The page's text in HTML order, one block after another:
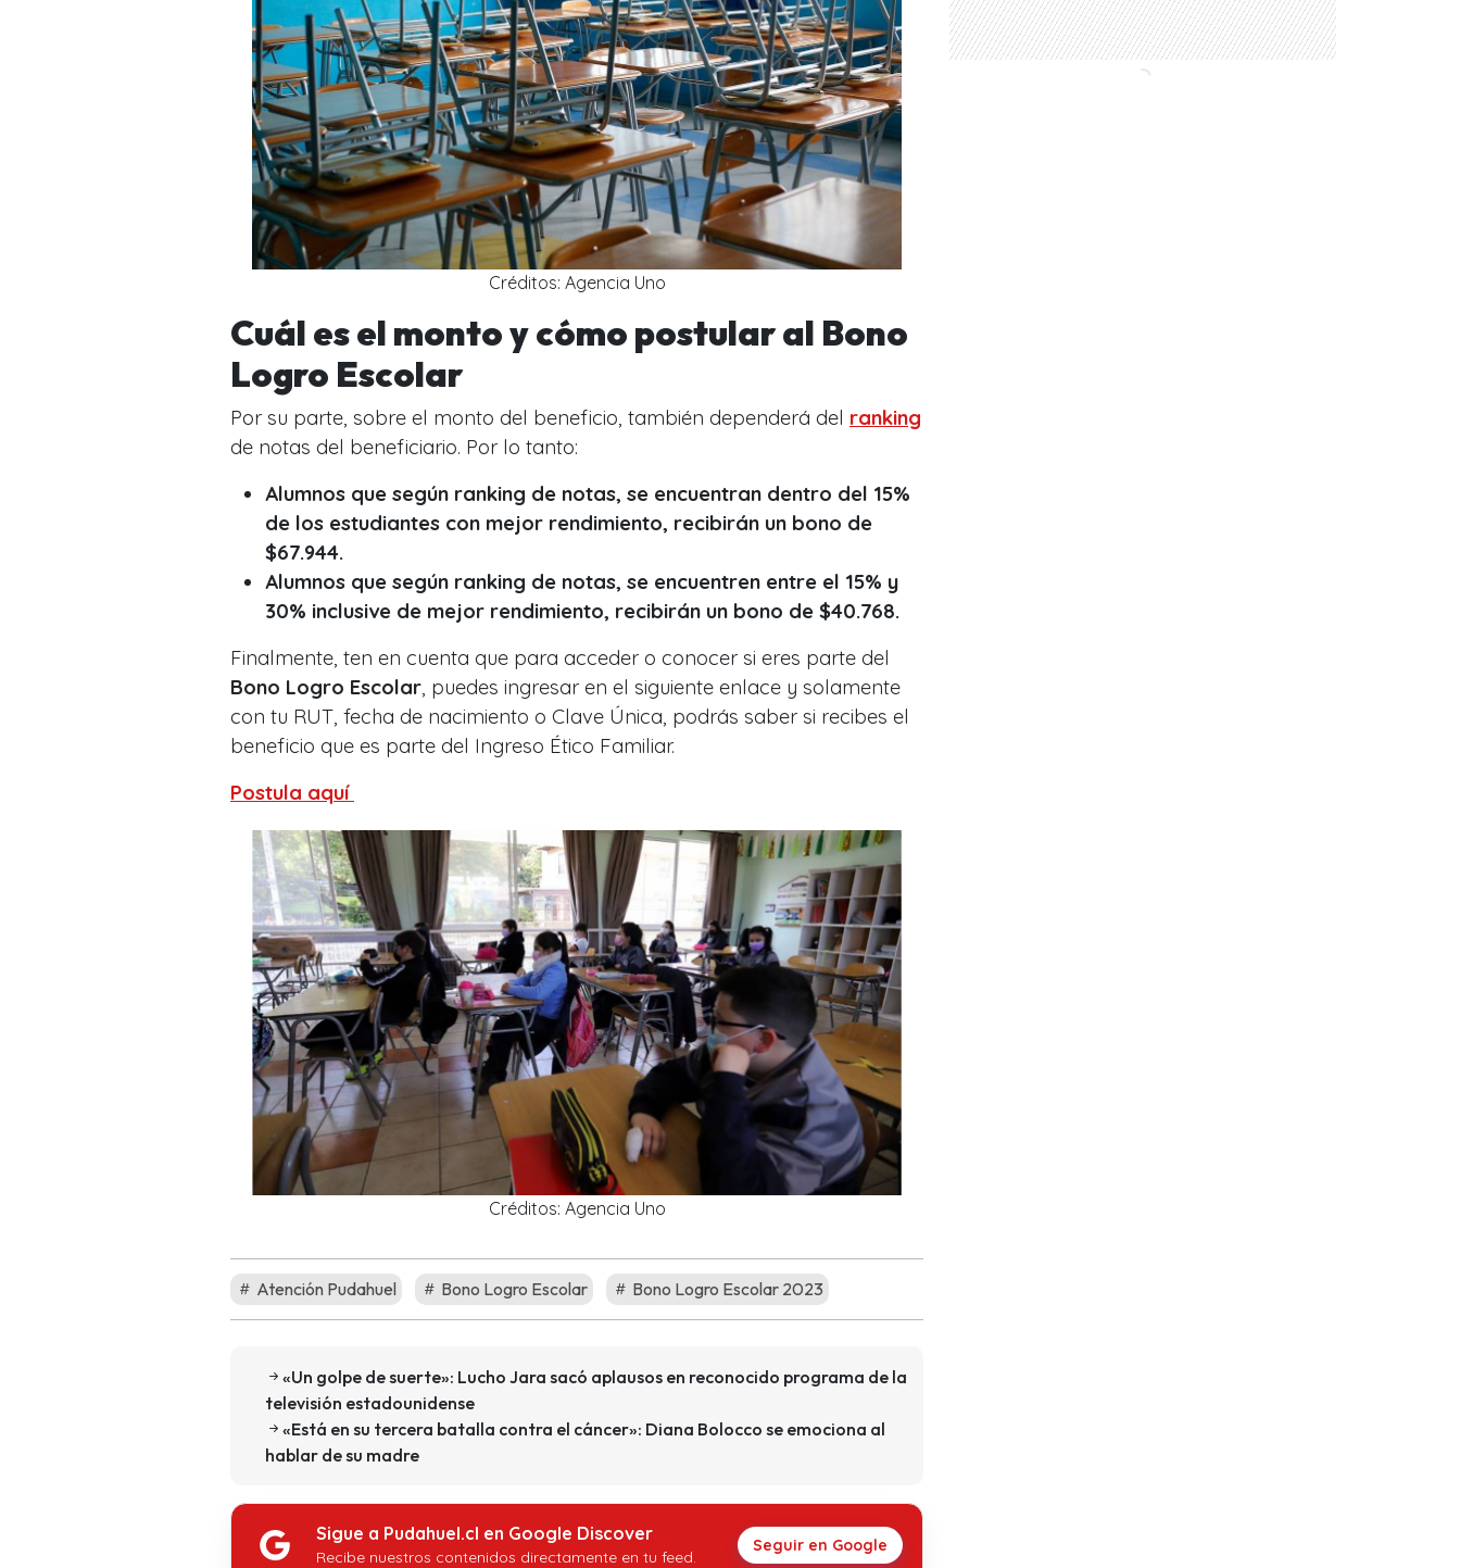
Créditos: Agencia Uno
Cuál es el monto y cómo postular al Bono
Logro Escolar
Por su parte, sobre el monto del beneficio, también dependerá del ranking
de notas del beneficiario. Por lo tanto:
Alumnos que según ranking de notas, se encuentran dentro del 15%
de los estudiantes con mejor rendimiento, recibirán un bono de
$67.944.
Alumnos que según ranking de notas, se encuentren entre el 15% y
30% inclusive de mejor rendimiento, recibirán un bono de $40.768.
Finalmente, ten en cuenta que para acceder o conocer si eres parte del
Bono Logro Escolar , puedes ingresar en el siguiente enlace y solamente
con tu RUT, fecha de nacimiento o Clave Única, podrás saber si recibes el
beneficio que es parte del Ingreso Ético Familiar.
Postula aquí
Créditos: Agencia Uno
Atención Pudahuel Bono Logro Escolar Bono Logro Escolar 2023
«Un golpe de suerte»: Lucho Jara sacó aplausos en reconocido programa de la
televisión estadounidense
«Está en su tercera batalla contra el cáncer»: Diana Bolocco se emociona al
hablar de su madre
Sigue a Pudahuel.cl en Google Discover
Recibe nuestros contenidos directamente en tu feed.
Seguir en Google